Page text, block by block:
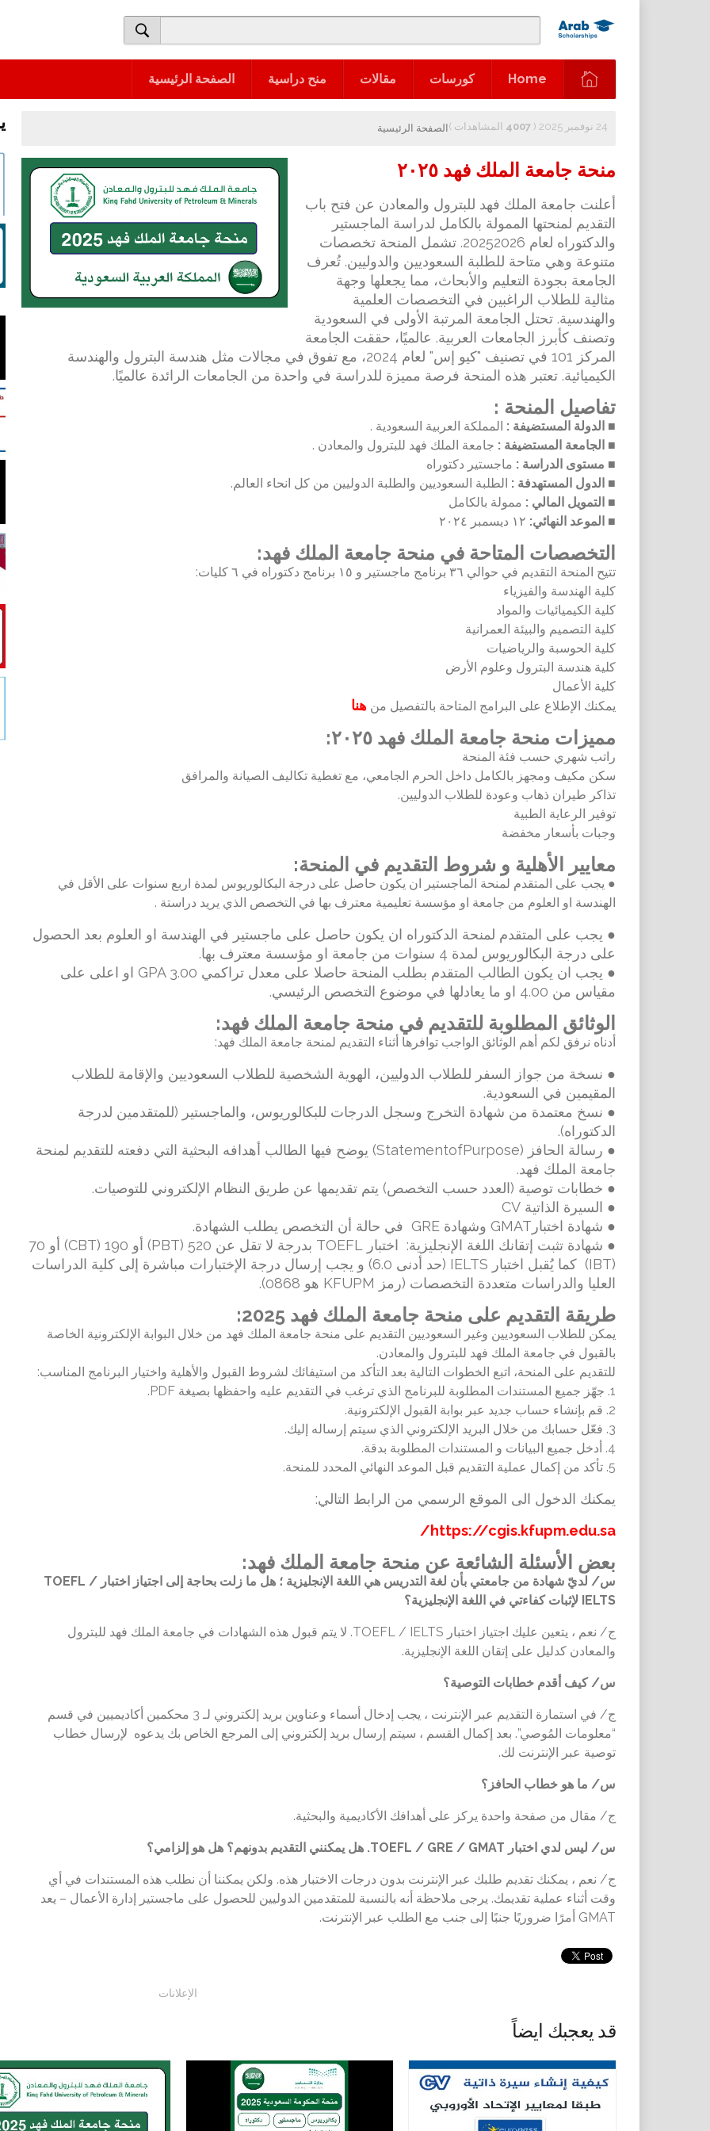
Home كورسات مقالات منح دراسية الصفحة الرئيسية
الصفحة الرئيسية 24 نوفمبر 2025 ( 4007 المشاهدات )
منحة جامعة الملك فهد ٢٠٢٥
أعلنت جامعة الملك فهد للبترول والمعادن عن فتح باب
التقديم لمنحتها الممولة بالكامل لدراسة الماجستير
والدكتوراه لعام 20252026. تشمل المنحة تخصصات
متنوعة وهي متاحة للطلبة السعوديين والدوليين. تُعرف
الجامعة بجودة التعليم والأبحاث، مما يجعلها وجهة
مثالية للطلاب الراغبين في التخصصات العلمية
والهندسية. تحتل الجامعة المرتبة الأولى في السعودية
وتصنف كأبرز الجامعات العربية. عالميًا، حققت الجامعة
المركز 101 في تصنيف "كيو إس" لعام 2024، مع تفوق في مجالات مثل هندسة البترول والهندسة
الكيميائية. تعتبر هذه المنحة فرصة مميزة للدراسة في واحدة من الجامعات الرائدة عالميًا.
تفاصيل المنحة :
■ الدولة المستضيفة : المملكة العربية السعودية .
■ الجامعة المستضيفة : جامعة الملك فهد للبترول والمعادن .
■ مستوى الدراسة : ماجستير دكتوراه
■ الدول المستهدفة : الطلبة السعوديين والطلبة الدوليين من كل انحاء العالم.
■ التمويل المالي : ممولة بالكامل
■ الموعد النهائي:
التخصصات المتاحة في منحة جامعة الملك فهد:
تتيح المنحة التقديم في حوالي ٣٦ برنامج ماجستير و ١٥ برنامج دكتوراه في ٦ كليات:
كلية الهندسة والفيزياء
كلية الكيميائيات والمواد
كلية التصميم والبيئة العمرانية
كلية الحوسبة والرياضيات
كلية هندسة البترول وعلوم الأرض
كلية الأعمال
يمكنك الإطلاع على البرامج المتاحة بالتفصيل من هنا
مميزات منحة جامعة الملك فهد ٢٠٢٥ :
راتب شهري حسب فئة المنحة
سكن مكيف ومجهز بالكامل داخل الحرم الجامعي، مع تغطية تكاليف الصيانة والمرافق
تذاكر طيران ذهاب وعودة للطلاب الدوليين.
توفير الرعاية الطبية
وجبات بأسعار مخفضة
معايير الأهلية و شروط التقديم في المنحة:
● يجب على المتقدم لمنحة الماجستير ان يكون حاصل على درجة البكالوريوس لمدة اربع سنوات على الأقل في
الهندسة او العلوم من جامعة او مؤسسة تعليمية معترف بها في التخصص الذي يريد دراستة .
● يجب على المتقدم لمنحة الدكتوراه ان يكون حاصل على ماجستير في الهندسة او العلوم بعد الحصول
على درجة البكالوريوس لمدة 4 سنوات من جامعة او مؤسسة معترف بها.
● يجب ان يكون الطالب المتقدم بطلب المنحة حاصلا على معدل تراكمي GPA 3.00 او اعلى على
مقياس من 4.00 او ما يعادلها في موضوع التخصص الرئيسي.
الوثائق المطلوبة للتقديم في منحة جامعة الملك فهد:
أدناه نرفق لكم أهم الوثائق الواجب توافرها أثناء التقديم لمنحة جامعة الملك فهد:
● نسخة من جواز السفر للطلاب الدوليين، الهوية الشخصية للطلاب السعوديين والإقامة للطلاب
المقيمين في السعودية.
● نسخ معتمدة من شهادة التخرج وسجل الدرجات للبكالوريوس، والماجستير (للمتقدمين لدرجة
الدكتوراه).
●
رسالة الحافز (StatementofPurpose) يوضح فيها الطالب أهدافه البحثية التي دفعته للتقديم لمنحة
جامعة الملك فهد.
● خطابات توصية (العدد حسب التخصص) يتم تقديمها عن طريق النظام الإلكتروني للتوصيات.
● السيرة الذاتية CV
● شهادة اختبارGMAT وشهادة GRE في حالة أن التخصص يطلب الشهادة.
● شهادة تثبت إتقانك اللغة الإنجليزية: اختبار TOEFL بدرجة لا تقل عن 520 (PBT) أو 190 (CBT) أو 70
(IBT) كما يُقبل اختبار IELTS (حد أدنى 6.0) و
يجب إرسال درجة الإختبارات مباشرة إلى كلية الدراسات
العليا والدراسات متعددة التخصصات (رمز KFUPM هو 0868).
طريقة التقديم على منحة جامعة الملك فهد 2025:
يمكن للطلاب السعوديين وغير السعوديين التقديم على منحة جامعة الملك فهد من خلال البوابة الإلكترونية الخاصة
بالقبول في جامعة الملك فهد للبترول والمعادن.
للتقديم على المنحة، اتبع الخطوات التالية بعد التأكد من استيفائك لشروط القبول والأهلية واختيار البرنامج المناسب:
1. جهّز جميع المستندات المطلوبة للبرنامج الذي ترغب في التقديم عليه واحفظها بصيغة PDF.
2. قم بإنشاء حساب جديد عبر بوابة القبول الإلكترونية.
3. فعّل حسابك من خلال البريد الإلكتروني الذي سيتم إرساله إليك.
4. أدخل جميع البيانات و المستندات المطلوبة بدقة.
5. تأكد من إكمال عملية التقديم قبل الموعد النهائي المحدد للمنحة.
يمكنك الدخول الى الموقع الرسمي من الرابط التالي:
https://cgis.kfupm.edu.sa/
بعض الأسئلة الشائعة عن منحة جامعة الملك فهد:
س/
لديّ شهادة من جامعتي بأن لغة التدريس هي اللغة الإنجليزية ؛ هل ما زلت بحاجة إلى اجتياز اختبار TOEFL /
IELTS لإثبات كفاءتي في اللغة الإنجليزية؟
ج/
نعم ، يتعين عليك اجتياز اختبار TOEFL / IELTS. لا يتم قبول هذه الشهادات في جامعة الملك فهد للبترول
والمعادن كدليل على إتقان اللغة الإنجليزية.
س/كيف أقدم خطابات التوصية؟
ج/
في استمارة التقديم عبر الإنترنت ، يجب إدخال أسماء وعناوين بريد إلكتروني لـ 3 محكمين أكاديميين في قسم
“معلومات المُوصي”. بعد إكمال القسم ، سيتم إرسال بريد إلكتروني إلى المرجع الخاص بك يدعوه لإرسال خطاب
توصية عبر الإنترنت لك.
س/ ما هو خطاب الحافز؟
ج/ مقال من صفحة واحدة يركز على أهدافك الأكاديمية والبحثية.
س/ ليس لدي اختبار TOEFL / GRE / GMAT. هل يمكنني التقديم بدونهم؟ هل هو إلزامي؟
ج/ نعم ، يمكنك تقديم طلبك عبر الإنترنت بدون درجات الاختبار هذه. ولكن يمكننا أن نطلب هذه المستندات في أي
وقت أثناء عملية تقديمك. يرجى ملاحظة أنه بالنسبة للمتقدمين الدوليين للحصول على ماجستير إدارة الأعمال – يعد
GMAT أمرًا ضروريًا جنبًا إلى جنب مع الطلب عبر الإنترنت.
الإعلانات
قد يعجبك ايضاً